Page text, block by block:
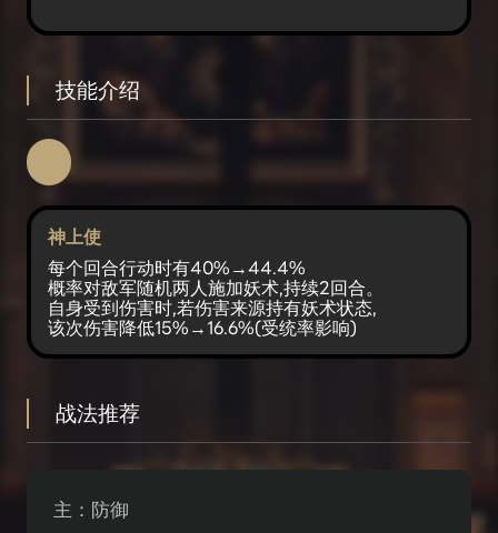
技能介绍
神上使
每个回合行动时有40%→44.4%
概率对敌军随机两人施加妖术,持续2回合。
自身受到伤害时,若伤害来源持有妖术状态,
该次伤害降低15%→16.6%(受统率影响)
战法推荐
主：防御